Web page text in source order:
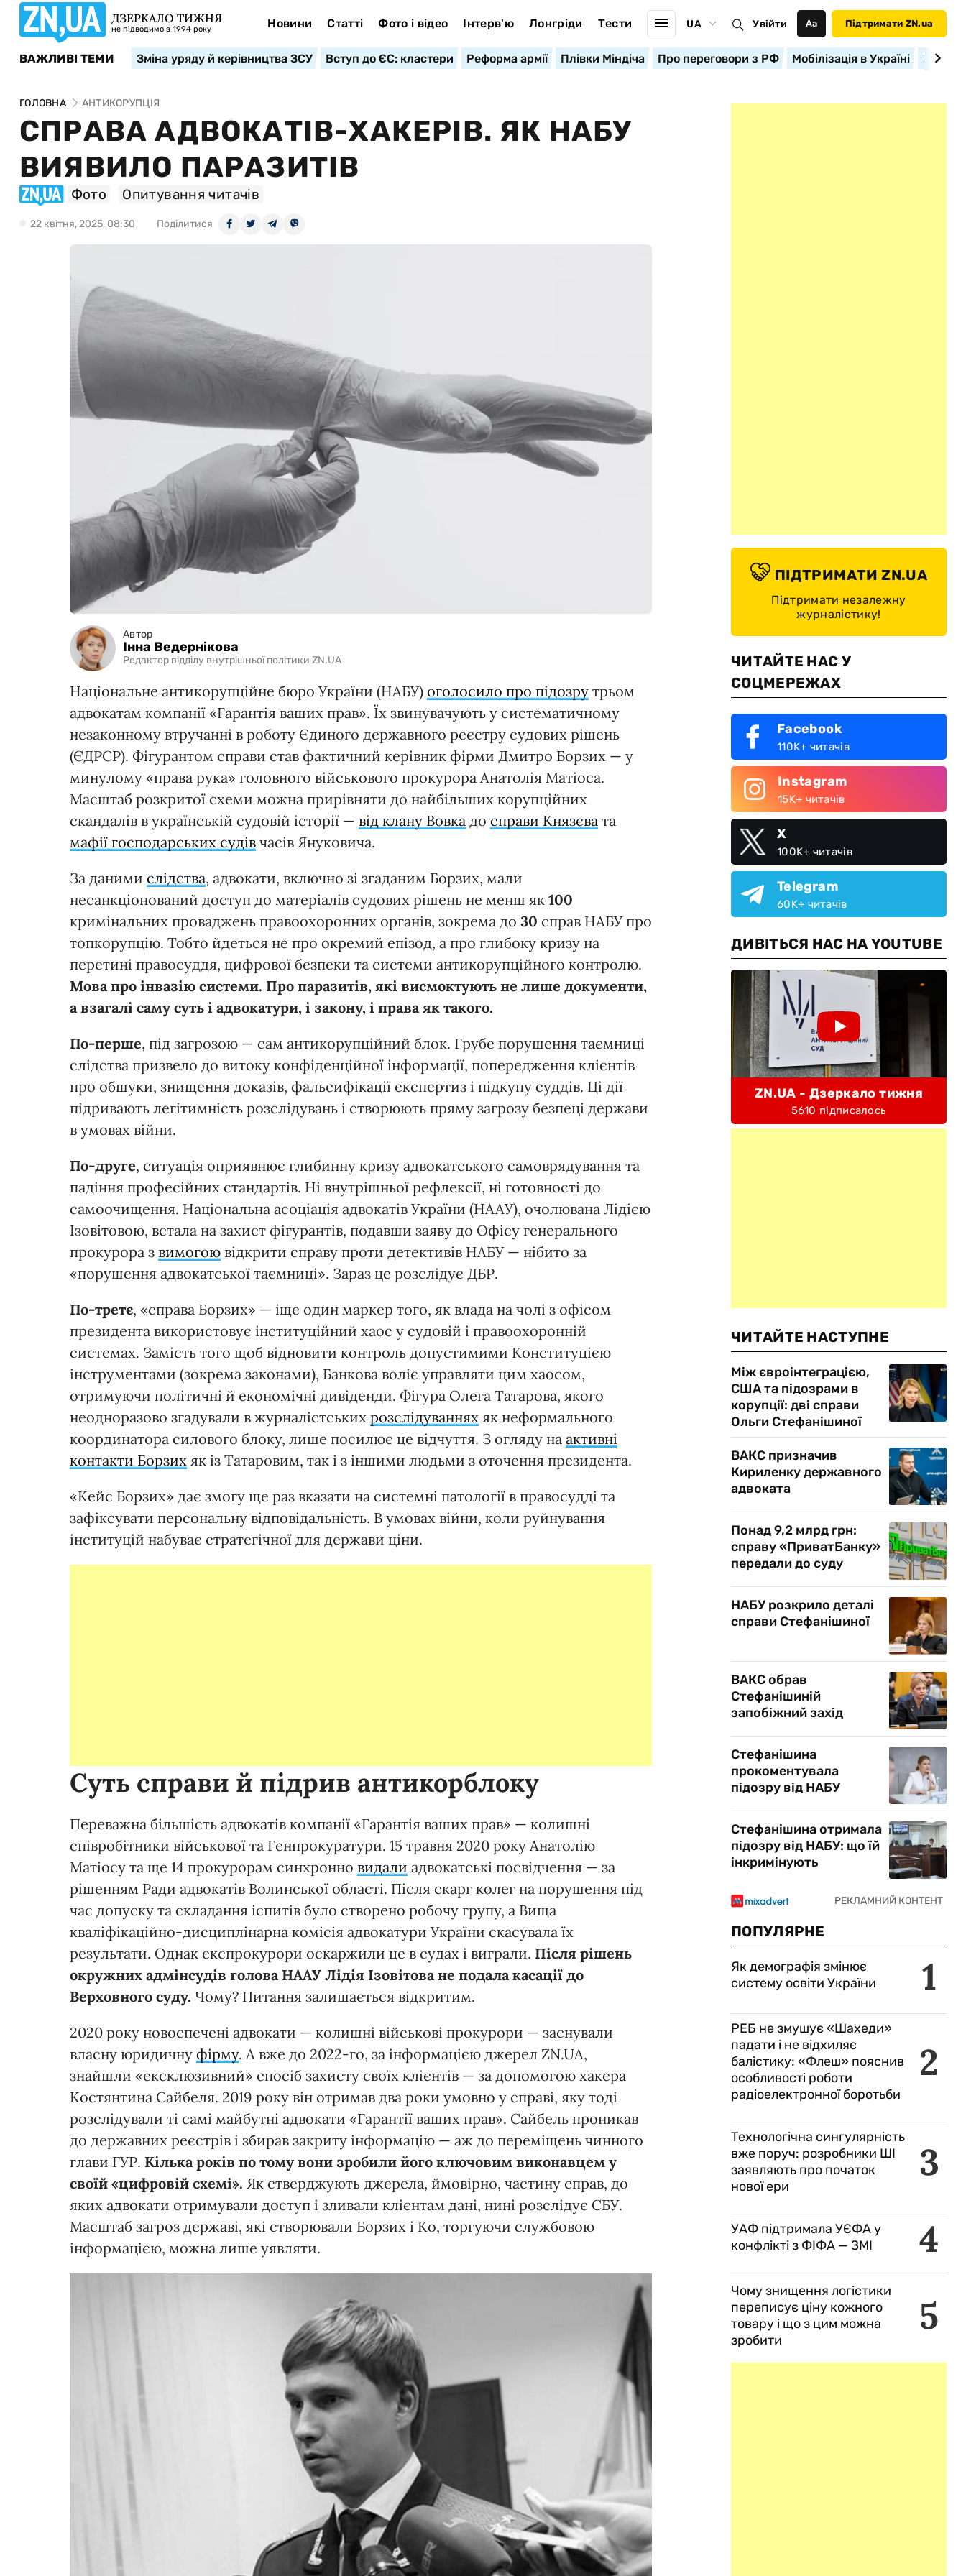
ДЗЕРКАЛО ТИЖНЯ
не підводимо з 1994 року Новини Статті Фото і відео Інтерв'ю Лонгріди Тести UA Увійти Аа Підтримати ZN.ua
ВАЖЛИВІ ТЕМИ Зміна уряду й керівництва ЗСУ Вступ до ЄС: кластери Реформа армії Плівки Міндіча Про переговори з РФ Мобілізація в Україні
ГОЛОВНА АНТИКОРУПЦІЯ
СПРАВА АДВОКАТІВ-ХАКЕРІВ. ЯК НАБУ
ВИЯВИЛО ПАРАЗИТІВ
Фото Опитування читачів
22 квiтня, 2025, 08:30 Поділитися
Автор
Інна Ведернікова
Редактор відділу внутрішньої політики ZN.UA
Національне антикорупційне бюро України (НАБУ) оголосило про підозру трьом
адвокатам компанії «Гарантія ваших прав». Їх звинувачують у систематичному
незаконному втручанні в роботу Єдиного державного реєстру судових рішень
(ЄДРСР). Фігурантом справи став фактичний керівник фірми Дмитро Борзих — у
минулому «права рука» головного військового прокурора Анатолія Матіоса.
Масштаб розкритої схеми можна прирівняти до найбільших корупційних
скандалів в українській судовій історії — від клану Вовка до справи Князєва та
мафії господарських судів часів Януковича.
За даними слідства, адвокати, включно зі згаданим Борзих, мали
несанкціонований доступ до матеріалів судових рішень не менш як 100
кримінальних проваджень правоохоронних органів, зокрема до 30 справ НАБУ про
топкорупцію. Тобто йдеться не про окремий епізод, а про глибоку кризу на
перетині правосуддя, цифрової безпеки та системи антикорупційного контролю.
Мова про інвазію системи. Про паразитів, які висмоктують не лише документи,
а взагалі саму суть і адвокатури, і закону, і права як такого.
По-перше, під загрозою — сам антикорупційний блок. Грубе порушення таємниці
слідства призвело до витоку конфіденційної інформації, попередження клієнтів
про обшуки, знищення доказів, фальсифікації експертиз і підкупу суддів. Ці дії
підривають легітимність розслідувань і створюють пряму загрозу безпеці держави
в умовах війни.
По-друге, ситуація оприявнює глибинну кризу адвокатського самоврядування та
падіння професійних стандартів. Ні внутрішньої рефлексії, ні готовності до
самоочищення. Національна асоціація адвокатів України (НААУ), очолювана Лідією
Ізовітовою, встала на захист фігурантів, подавши заяву до Офісу генерального
прокурора з вимогою відкрити справу проти детективів НАБУ — нібито за
«порушення адвокатської таємниці». Зараз це розслідує ДБР.
По-третє, «справа Борзих» — іще один маркер того, як влада на чолі з офісом
президента використовує інституційний хаос у судовій і правоохоронній
системах. Замість того щоб відновити контроль допустимими Конституцією
інструментами (зокрема законами), Банкова воліє управляти цим хаосом,
отримуючи політичні й економічні дивіденди. Фігура Олега Татарова, якого
неодноразово згадували в журналістських розслідуваннях як неформального
координатора силового блоку, лише посилює це відчуття. З огляду на активні
контакти Борзих як із Татаровим, так і з іншими людьми з оточення президента.
«Кейс Борзих» дає змогу ще раз вказати на системні патології в правосудді та
зафіксувати персональну відповідальність. В умовах війни, коли руйнування
інституцій набуває стратегічної для держави ціни.
Суть справи й підрив антикорблоку
Переважна більшість адвокатів компанії «Гарантія ваших прав» — колишні
співробітники військової та Генпрокуратури. 15 травня 2020 року Анатолію
Матіосу та ще 14 прокурорам синхронно видали адвокатські посвідчення — за
рішенням Ради адвокатів Волинської області. Після скарг колег на порушення під
час допуску та складання іспитів було створено робочу групу, а Вища
кваліфікаційно-дисциплінарна комісія адвокатури України скасувала їх
результати. Однак експрокурори оскаржили це в судах і виграли. Після рішень
окружних адмінсудів голова НААУ Лідія Ізовітова не подала касації до
Верховного суду. Чому? Питання залишається відкритим.
2020 року новоспечені адвокати — колишні військові прокурори — заснували
власну юридичну фірму. А вже до 2022-го, за інформацією джерел ZN.UA,
знайшли «ексклюзивний» спосіб захисту своїх клієнтів — за допомогою хакера
Костянтина Сайбеля. 2019 року він отримав два роки умовно у справі, яку тоді
розслідували ті самі майбутні адвокати «Гарантії ваших прав». Сайбель проникав
до державних реєстрів і збирав закриту інформацію — аж до переміщень чинного
глави ГУР. Кілька років по тому вони зробили його ключовим виконавцем у
своїй «цифровій схемі». Як стверджують джерела, ймовірно, частину справ, до
яких адвокати отримували доступ і зливали клієнтам дані, нині розслідує СБУ.
Масштаб загроз державі, які створювали Борзих і Ко, торгуючи службовою
інформацією, можна лише уявляти.
ПІДТРИМАТИ ZN.UA
Підтримати незалежну
журналістику!
ЧИТАЙТЕ НАС У
СОЦМЕРЕЖАХ
Facebook
110K+ читачів
Instagram
15K+ читачів
X
100K+ читачів
Telegram
60K+ читачів
ДИВІТЬСЯ НАС НА YOUTUBE
ZN.UA - Дзеркало тижня
5610 підписалось
ЧИТАЙТЕ НАСТУПНЕ
Між євроінтеграцією,
США та підозрами в
корупції: дві справи
Ольги Стефанішиної
ВАКС призначив
Кириленку державного
адвоката
Понад 9,2 млрд грн:
справу «ПриватБанку»
передали до суду
НАБУ розкрило деталі
справи Стефанішиної
ВАКС обрав
Стефанішиній
запобіжний захід
Стефанішина
прокоментувала
підозру від НАБУ
Стефанішина отримала
підозру від НАБУ: що їй
інкримінують
ПОПУЛЯРНЕ
1
Як демографія змінює
систему освіти України
2
РЕБ не змушує «Шахеди»
падати і не відхиляє
балістику: «Флеш» пояснив
особливості роботи
радіоелектронної боротьби
3
Технологічна сингулярність
вже поруч: розробники ШІ
заявляють про початок
нової ери
4
УАФ підтримала УЄФА у
конфлікті з ФІФА — ЗМІ
5
Чому знищення логістики
переписує ціну кожного
товару і що з цим можна
зробити